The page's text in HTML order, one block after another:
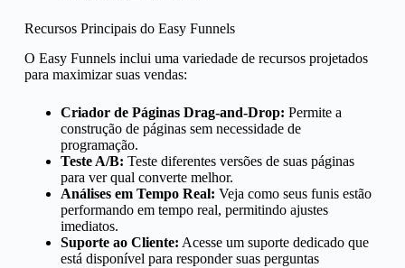
Recursos Principais do Easy Funnels
O Easy Funnels inclui uma variedade de recursos projetados
para maximizar suas vendas:
Criador de Páginas Drag-and-Drop: Permite a
construção de páginas sem necessidade de
programação.
Teste A/B: Teste diferentes versões de suas páginas
para ver qual converte melhor.
Análises em Tempo Real: Veja como seus funis estão
performando em tempo real, permitindo ajustes
imediatos.
Suporte ao Cliente: Acesse um suporte dedicado que
está disponível para responder suas perguntas